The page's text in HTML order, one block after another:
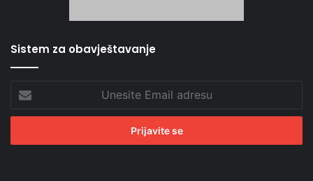
Sistem za obavještavanje
Email
adresu